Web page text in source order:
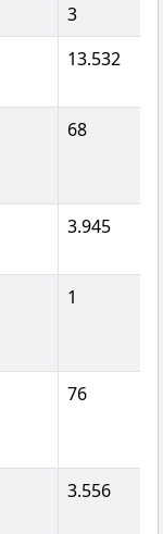
3
13.532
68
3.945
1
76
3.556